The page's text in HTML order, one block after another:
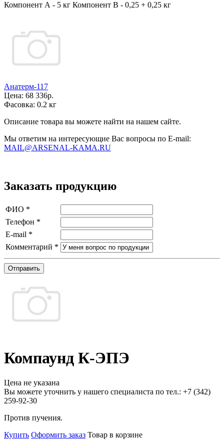
Компонент А - 5 кг Компонент В - 0,25 + 0,25 кг
Анатерм-117
Цена: 68 336р.
Фасовка: 0.2 кг
Описание товара вы можете найти на нашем сайте.
Мы ответим на интересующие Вас вопросы по E-mail:
MAIL@ARSENAL-KAMA.RU
Заказать продукцию
ФИО *
Телефон *
E-mail *
Комментарий *
Отправить
Компаунд К-ЭПЭ
Цена не указана
Вы можете уточнить у нашего специалиста по тел.: +7 (342)
259-92-30
Против пучения.
Купить Оформить заказ Товар в корзине